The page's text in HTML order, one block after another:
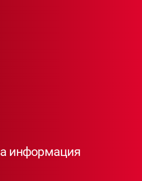
информация